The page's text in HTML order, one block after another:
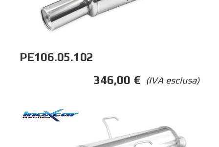
PE106.05.102
(IVA esclusa)
346,00 €